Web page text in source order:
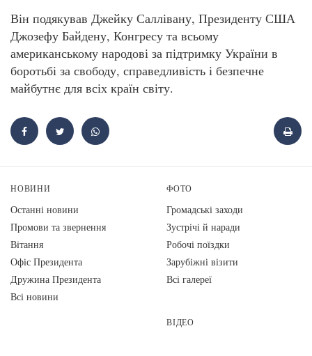
Він подякував Джейку Саллівану, Президенту США
Джозефу Байдену, Конгресу та всьому
американському народові за підтримку України в
боротьбі за свободу, справедливість і безпечне
майбутнє для всіх країн світу.
НОВИНИ
Останні новини
Промови та звернення
Вiтання
Офіс Президента
Дружина Президента
Всі новини
ФОТО
Громадські заходи
Зустрічі й наради
Робочі поїздки
Зарубіжні візити
Всі галереї
ВІДЕО